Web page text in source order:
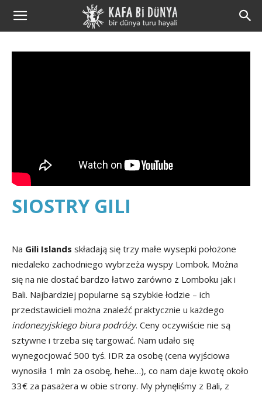
Kafa
SIOSTRY GILI
Na Gili Islands składają się trzy małe wysepki położone
niedaleko zachodniego wybrzeża wyspy Lombok. Można
się na nie dostać bardzo łatwo zarówno z Lomboku jak i
Bali. Najbardziej popularne są szybkie łodzie – ich
przedstawicieli można znaleźć praktycznie u każdego
indonezyjskiego biura podróży. Ceny oczywiście nie są
sztywne i trzeba się targować. Nam udało się
wynegocjować 500 tyś. IDR za osobę (cena wyjściowa
wynosiła 1 mln za osobę, hehe…), co nam daje kwotę około
33€ za pasażera w obie strony. My płynęliśmy z Bali, z